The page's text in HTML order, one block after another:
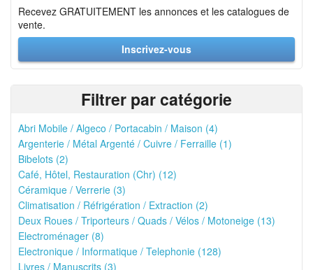
Recevez GRATUITEMENT les annonces et les catalogues de
vente.
Inscrivez-vous
Filtrer par catégorie
Abri Mobile / Algeco / Portacabin / Maison (4)
Argenterie / Métal Argenté / Cuivre / Ferraille (1)
Bibelots (2)
Café, Hôtel, Restauration (Chr) (12)
Céramique / Verrerie (3)
Climatisation / Réfrigération / Extraction (2)
Deux Roues / Triporteurs / Quads / Vélos / Motoneige (13)
Electroménager (8)
Electronique / Informatique / Telephonie (128)
Livres / Manuscrits (3)